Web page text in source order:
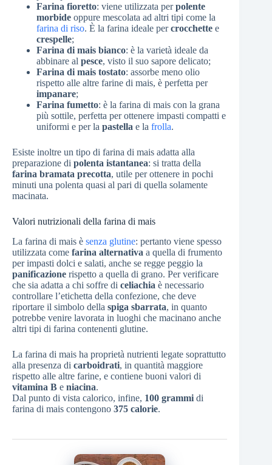
Farina fioretto: viene utilizzata perpolente
morbide oppure mescolata ad altri tipi come la
farina di riso. È la farina ideale percrocchette e
crespelle;
Farina di mais bianco: è la varietà ideale da
abbinare al pesce, visto il suo sapore delicato;
Farina di mais tostato: assorbe meno olio
rispetto alle altre farine di mais, è perfetta per
impanare;
Farina fumetto: è la farina di mais con la grana
più sottile, perfetta per ottenere impasti compatti e
uniformi e per la pastella e la frolla.
Esiste inoltre un tipo di farina di mais adatta alla
preparazione di polenta istantanea: si tratta della
farina bramata precotta, utile per ottenere in pochi
minuti una polenta quasi al pari di quella solamente
macinata.
Valori nutrizionali della farina di mais
La farina di mais è senza glutine: pertanto viene spesso
utilizzata come farina alternativa a quella di frumento
per impasti dolci e salati, anche se regge peggio la
panificazione rispetto a quella di grano. Per verificare
che sia adatta a chi soffre di celiachia è necessario
controllare l’etichetta della confezione, che deve
riportare il simbolo della spiga sbarrata, in quanto
potrebbe venire lavorata in luoghi che macinano anche
altri tipi di farina contenenti glutine.
La farina di mais ha proprietà nutrienti legate soprattutto
alla presenza di carboidrati, in quantità maggiore
rispetto alle altre farine, e contiene buoni valori di
vitamina B e niacina.
Dal punto di vista calorico, infine, 100 grammi di
farina di mais contengono 375 calorie.